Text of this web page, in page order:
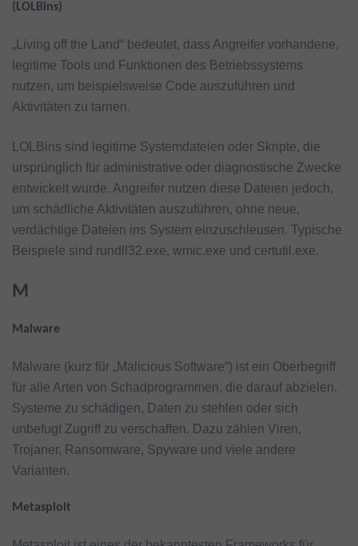
(LOLBins)
„Living off the Land“ bedeutet, dass Angreifer vorhandene,
legitime Tools und Funktionen des Betriebssystems
nutzen, um beispielsweise Code auszuführen und
Aktivitäten zu tarnen.
LOLBins sind legitime Systemdateien oder Skripte, die
ursprünglich für administrative oder diagnostische Zwecke
entwickelt wurde. Angreifer nutzen diese Dateien jedoch,
um schädliche Aktivitäten auszuführen, ohne neue,
verdächtige Dateien ins System einzuschleusen. Typische
Beispiele sind rundll32.exe, wmic.exe und certutil.exe.
M
Malware
Malware (kurz für „Malicious Software“) ist ein Oberbegriff
für alle Arten von Schadprogrammen, die darauf abzielen,
Systeme zu schädigen, Daten zu stehlen oder sich
unbefugt Zugriff zu verschaffen. Dazu zählen Viren,
Trojaner, Ransomware, Spyware und viele andere
Varianten.
Metasploit